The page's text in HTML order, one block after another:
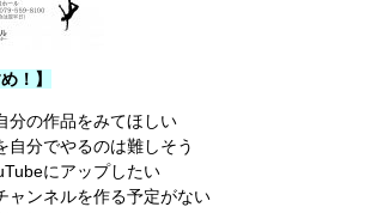
！】
分の作品をみてほしい
自分でやるのは難しそう
にアップしたい
ャンネルを作る予定がない